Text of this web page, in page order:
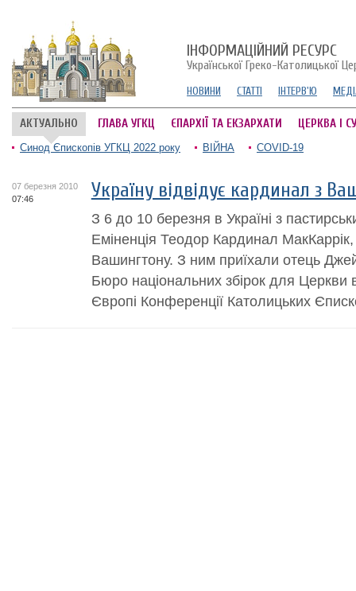
ІНФОРМАЦІЙНИЙ РЕСУРС
Української Греко-Католицької
НОВИНИ СТАТТІ ІНТЕРВ'Ю
АКТУАЛЬНО ГЛАВА УГКЦ ЄПАРХІЇ ТА ЕКЗАРХАТИ ЦЕРКВА І
Синод Єпископів УГКЦ 2022 року ВІЙНА COVID-19
07 березня 2010
07:46
Україну відвідує кардинал з
З 6 до 10 березня в Україні з
Еміненція Теодор Кардинал
Вашингтону. З ним приїхали отець
Бюро національних збірок для Церкви
Європі Конференції Католицьких